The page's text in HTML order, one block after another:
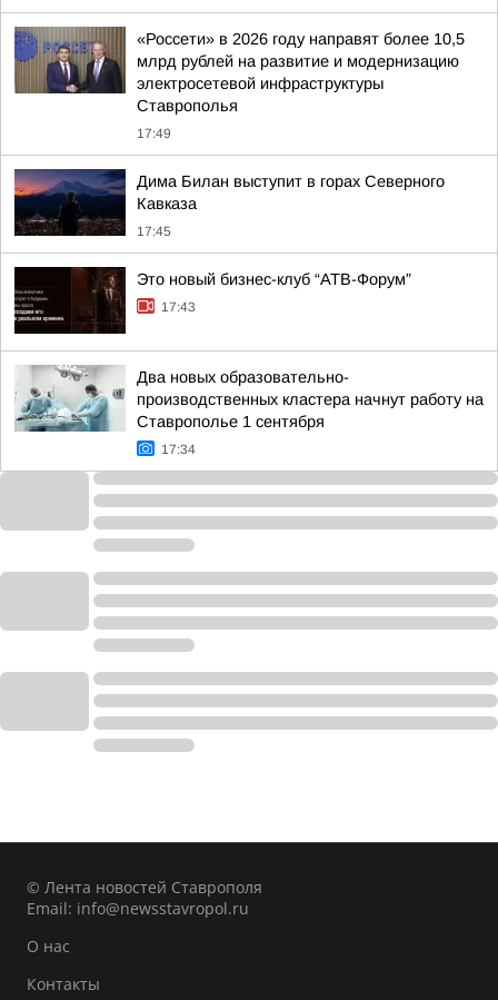
«Россети» в 2026 году направят более 10,5
млрд рублей на развитие и модернизацию
электросетевой инфраструктуры
Ставрополья
17:49
Дима Билан выступит в горах Северного
Кавказа
17:45
Это новый бизнес-клуб “АТВ-Форум”
17:43
Два новых образовательно-
производственных кластера начнут работу на
Ставрополье 1 сентября
17:34
© Лента новостей Ставрополя
Email: info@newsstavropol.ru
О нас
Контакты